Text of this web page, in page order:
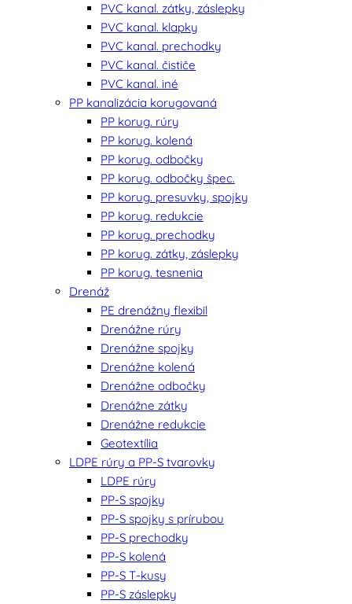
PVC kanal. zátky, záslepky
PVC kanal. klapky
PVC kanal. prechodky
PVC kanal. čističe
PVC kanal. iné
PP kanalizácia korugovaná
PP korug. rúry
PP korug. kolená
PP korug. odbočky
PP korug. odbočky špec.
PP korug. presuvky, spojky
PP korug. redukcie
PP korug. prechodky
PP korug. zátky, záslepky
PP korug. tesnenia
Drenáž
PE drenážny flexibil
Drenážne rúry
Drenážne spojky
Drenážne kolená
Drenážne odbočky
Drenážne zátky
Drenážne redukcie
Geotextília
LDPE rúry a PP-S tvarovky
LDPE rúry
PP-S spojky
PP-S spojky s prírubou
PP-S prechodky
PP-S kolená
PP-S T-kusy
PP-S záslepky